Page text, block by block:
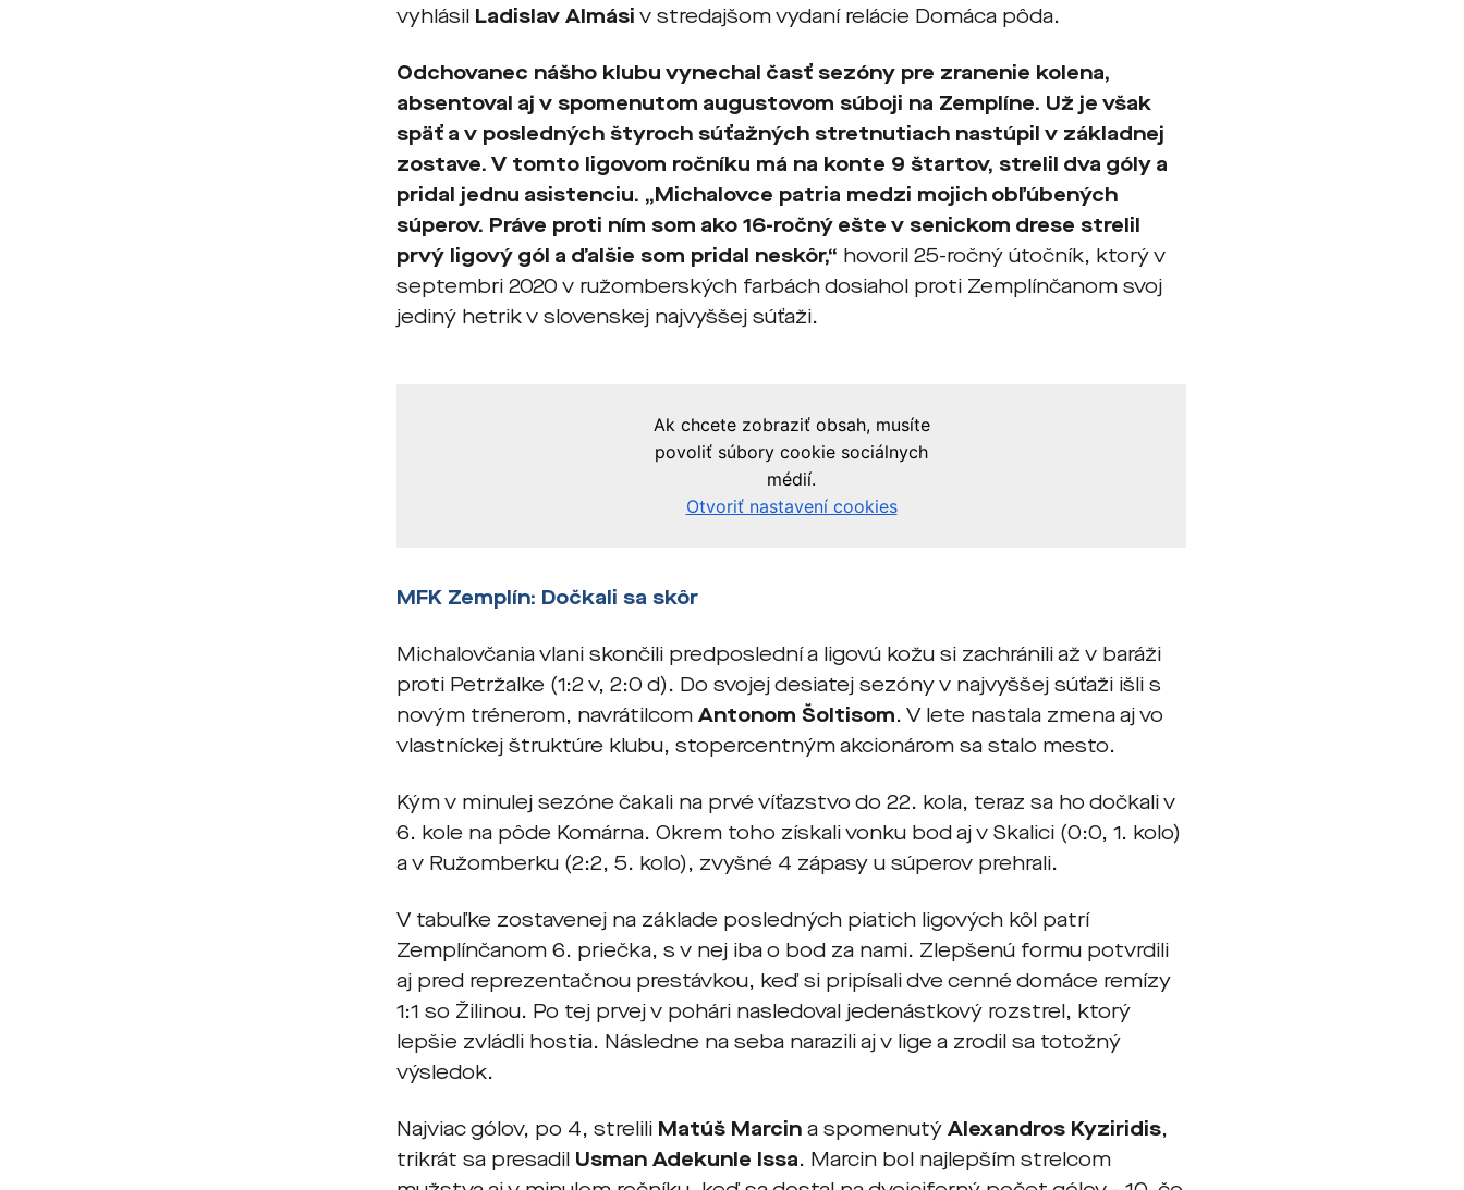
vyhlásil Ladislav Almási v stredajšom vydaní relácie Domáca pôda.
Odchovanec nášho klubu vynechal časť sezóny pre zranenie kolena,
absentoval aj v spomenutom augustovom súboji na Zemplíne. Už je však
späť a v posledných štyroch súťažných stretnutiach nastúpil v základnej
zostave. V tomto ligovom ročníku má na konte 9 štartov, strelil dva góly a
pridal jednu asistenciu. „Michalovce patria medzi mojich obľúbených
súperov. Práve proti ním som ako 16-ročný ešte v senickom drese strelil
prvý ligový gól a ďalšie som pridal neskôr,“ hovoril 25-ročný útočník, ktorý v
septembri 2020 v ružomberských farbách dosiahol proti Zemplínčanom svoj
jediný hetrik v slovenskej najvyššej súťaži.
MFK Zemplín: Dočkali sa skôr
Michalovčania vlani skončili predposlední a ligovú kožu si zachránili až v baráži
proti Petržalke (1:2 v, 2:0 d). Do svojej desiatej sezóny v najvyššej súťaži išli s
novým trénerom, navrátilcomAntonom Šoltisom. V lete nastala zmena aj vo
vlastníckej štruktúre klubu, stopercentným akcionárom sa stalo mesto.
Kým v minulej sezóne čakali na prvé víťazstvo do 22. kola, teraz sa ho dočkali v
6. kole na pôde Komárna. Okrem toho získali vonku bod aj v Skalici (0:0, 1. kolo)
a v Ružomberku (2:2, 5. kolo), zvyšné 4 zápasy u súperov prehrali.
V tabuľke zostavenej na základe posledných piatich ligových kôl patrí
Zemplínčanom 6. priečka, s v nej iba o bod za nami. Zlepšenú formu potvrdili
aj pred reprezentačnou prestávkou, keď si pripísali dve cenné domáce remízy
1:1 so Žilinou. Po tej prvej v pohári nasledoval jedenástkový rozstrel, ktorý
lepšie zvládli hostia. Následne na seba narazili aj v lige a zrodil sa totožný
výsledok.
Najviac gólov, po 4, strelili Matúš Marcina spomenutýAlexandros Kyziridis,
trikrát sa presadil Usman Adekunle Issa. Marcin bol najlepším strelcom